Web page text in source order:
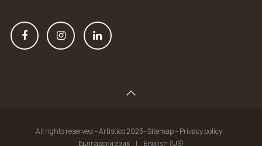
All rights reserved – Artistico 2023- Sitemap – Privacy policy
Български език
| English (US)